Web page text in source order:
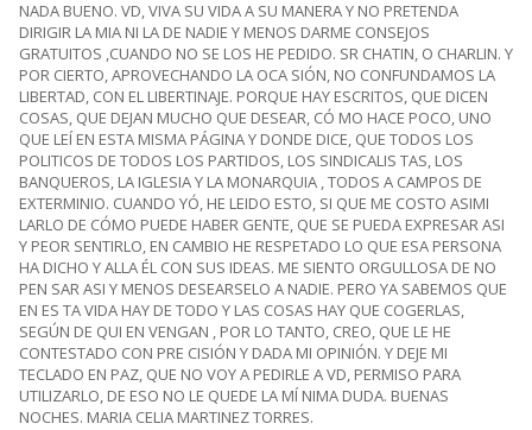
NADA BUENO. VD, VIVA SU VIDA A SU MANERA Y NO PRETENDA
DIRIGIR LA MIA NI LA DE NADIE Y MENOS DARME CONSEJOS
GRATUITOS ,CUANDO NO SE LOS HE PEDIDO. SR CHATIN, O CHARLIN. Y
POR CIERTO, APROVECHANDO LA OCA SIÓN, NO CONFUNDAMOS LA
LIBERTAD, CON EL LIBERTINAJE. PORQUE HAY ESCRITOS, QUE DICEN
COSAS, QUE DEJAN MUCHO QUE DESEAR, CÓ MO HACE POCO, UNO
QUE LEÍ EN ESTA MISMA PÁGINA Y DONDE DICE, QUE TODOS LOS
POLITICOS DE TODOS LOS PARTIDOS, LOS SINDICALIS TAS, LOS
BANQUEROS, LA IGLESIA Y LA MONARQUIA , TODOS A CAMPOS DE
EXTERMINIO. CUANDO YÓ, HE LEIDO ESTO, SI QUE ME COSTO ASIMI
LARLO DE CÓMO PUEDE HABER GENTE, QUE SE PUEDA EXPRESAR ASI
Y PEOR SENTIRLO, EN CAMBIO HE RESPETADO LO QUE ESA PERSONA
HA DICHO Y ALLA ÉL CON SUS IDEAS. ME SIENTO ORGULLOSA DE NO
PEN SAR ASI Y MENOS DESEARSELO A NADIE. PERO YA SABEMOS QUE
EN ES TA VIDA HAY DE TODO Y LAS COSAS HAY QUE COGERLAS,
SEGÚN DE QUI EN VENGAN , POR LO TANTO, CREO, QUE LE HE
CONTESTADO CON PRE CISIÓN Y DADA MI OPINIÓN. Y DEJE MI
TECLADO EN PAZ, QUE NO VOY A PEDIRLE A VD, PERMISO PARA
UTILIZARLO, DE ESO NO LE QUEDE LA MÍ NIMA DUDA. BUENAS
NOCHES. MARIA CELIA MARTINEZ TORRES.